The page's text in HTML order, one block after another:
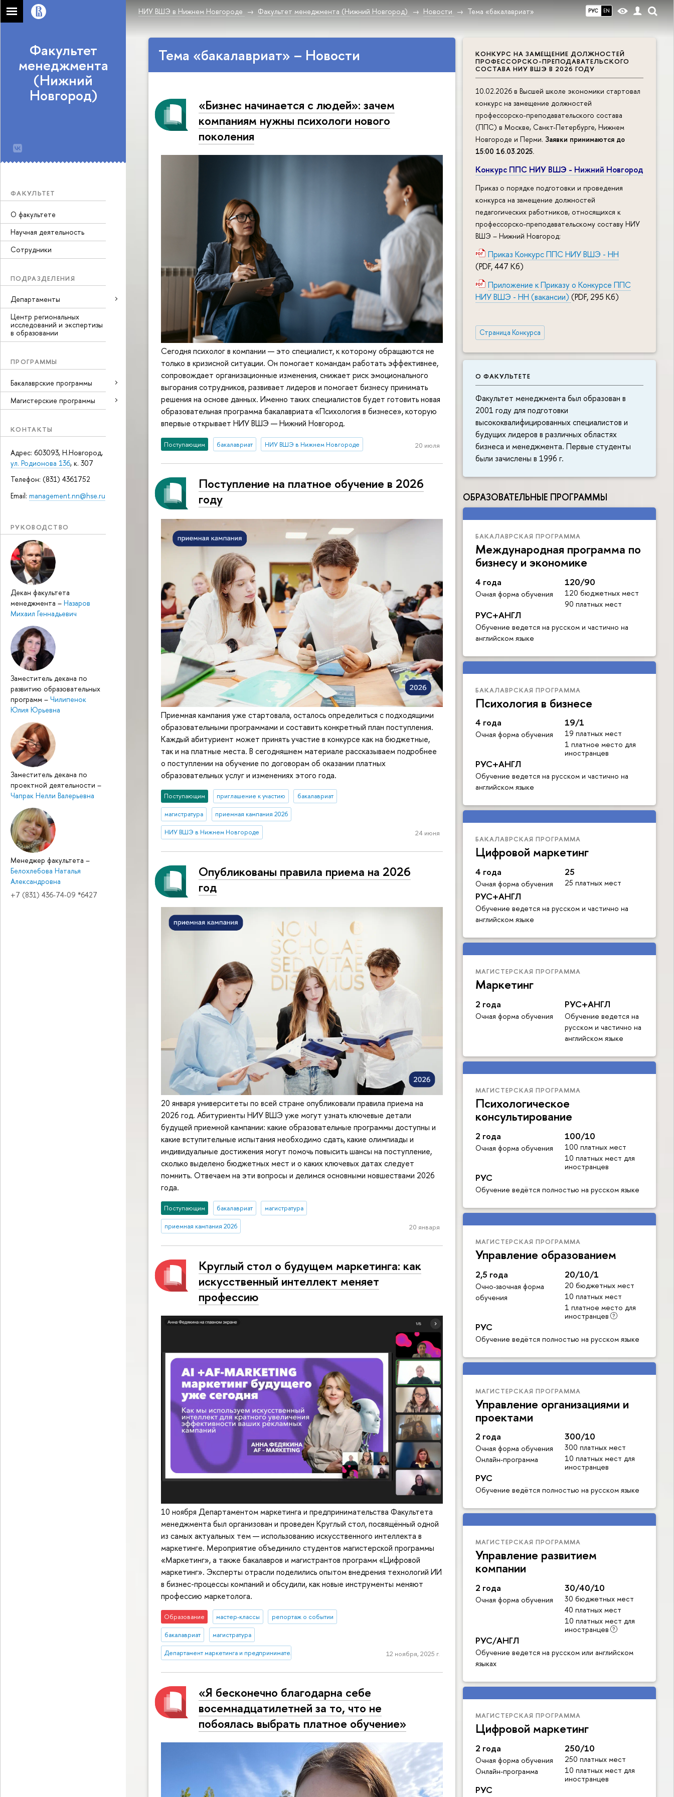
РУС EN
НИУ ВШЭ в Нижнем Новгороде Факультет менеджмента (Нижний Новгород) Новости Тема «бакалавриат»
Факультет
менеджмента
(Нижний
Новгород)
ФАКУЛЬТЕТ
О факультете
Научная деятельность
Сотрудники
ПОДРАЗДЕЛЕНИЯ
Департаменты
Центр региональных
исследований и экспертизы
в образовании
ПРОГРАММЫ
Бакалаврские программы
Магистерские программы
КОНТАКТЫ
Адрес: 603093, Н.Новгород,
ул. Родионова 136, к. 307
Телефон: (831) 4361752
Email: management.nn@hse.ru
РУКОВОДСТВО
Декан факультета
менеджмента – Назаров
Михаил Геннадьевич
Заместитель декана по
развитию образовательных
программ – Чилипенок
Юлия Юрьевна
Заместитель декана по
проектной деятельности –
Чапрак Нелли Валерьевна
Менеджер факультета –
Белохлебова Наталья
Александровна
+7 (831) 436-74-09 *6427
КОНКУРС НА ЗАМЕЩЕНИЕ ДОЛЖНОСТЕЙ
ПРОФЕССОРСКО-ПРЕПОДАВАТЕЛЬСКОГО
СОСТАВА НИУ ВШЭ В 2026 ГОДУ
10.02.2026 в Высшей школе экономики стартовал
конкурс на замещение должностей
профессорско-преподавательского состава
(ППС) в Москве, Санкт-Петербурге, Нижнем
Новгороде и Перми. Заявки принимаются до
15:00 16.03.2025.
Конкурс ППС НИУ ВШЭ - Нижний Новгород
Приказ о порядке подготовки и проведения
конкурса на замещение должностей
педагогических работников, относящихся к
профессорско-преподавательскому составу НИУ
ВШЭ – Нижний Новгород:
Приказ Конкурс ППС НИУ ВШЭ - НН
(PDF, 447 Кб)
Приложение к Приказу о Конкурсе ППС
НИУ ВШЭ - НН (вакансии) (PDF, 295 Кб)
Страница Конкурса
О ФАКУЛЬТЕТЕ
Факультет менеджмента был образован в
2001 году для подготовки
высококвалифицированных специалистов и
будущих лидеров в различных областях
бизнеса и менеджмента. Первые студенты
были зачислены в 1996 г.
ОБРАЗОВАТЕЛЬНЫЕ ПРОГРАММЫ
БАКАЛАВРСКАЯ ПРОГРАММА
Международная программа по
бизнесу и экономике
4 года
Очная форма обучения
120/90
120 бюджетных мест
90 платных мест
РУС+АНГЛ
Обучение ведется на русском и частично на
английском языке
БАКАЛАВРСКАЯ ПРОГРАММА
Психология в бизнесе
4 года
Очная форма обучения
19/1
19 платных мест
1 платное место для
иностранцев
РУС+АНГЛ
Обучение ведется на русском и частично на
английском языке
БАКАЛАВРСКАЯ ПРОГРАММА
Цифровой маркетинг
4 года
Очная форма обучения
25
25 платных мест
РУС+АНГЛ
Обучение ведется на русском и частично на
английском языке
МАГИСТЕРСКАЯ ПРОГРАММА
Маркетинг
2 года
Очная форма обучения
РУС+АНГЛ
Обучение ведется на
русском и частично на
английском языке
МАГИСТЕРСКАЯ ПРОГРАММА
Психологическое
консультирование
2 года
Очная форма обучения
100/10
100 платных мест
10 платных мест для
иностранцев
РУС
Обучение ведётся полностью на русском языке
МАГИСТЕРСКАЯ ПРОГРАММА
Управление образованием
2,5 года
Очно-заочная форма
обучения
20/10/1
20 бюджетных мест
10 платных мест
1 платное место для
иностранцев
РУС
Обучение ведётся полностью на русском языке
МАГИСТЕРСКАЯ ПРОГРАММА
Управление организациями и
проектами
2 года
Очная форма обучения
Онлайн-программа
300/10
300 платных мест
10 платных мест для
иностранцев
РУС
Обучение ведётся полностью на русском языке
МАГИСТЕРСКАЯ ПРОГРАММА
Управление развитием
компании
2 года
Очная форма обучения
30/40/10
30 бюджетных мест
40 платных мест
10 платных мест для
иностранцев
РУС/АНГЛ
Обучение ведется на русском или английском
языках
МАГИСТЕРСКАЯ ПРОГРАММА
Цифровой маркетинг
2 года
Очная форма обучения
Онлайн-программа
250/10
250 платных мест
10 платных мест для
иностранцев
РУС
Тема «бакалавриат» – Новости
«Бизнес начинается с людей»: зачем
компаниям нужны психологи нового
поколения
Сегодня психолог в компании — это специалист, к которому обращаются не
только в кризисной ситуации. Он помогает командам работать эффективнее,
сопровождает организационные изменения, снижает риск эмоционального
выгорания сотрудников, развивает лидеров и помогает бизнесу принимать
решения на основе данных. Именно таких специалистов будет готовить новая
образовательная программа бакалавриата «Психология в бизнесе», которую
впервые открывает НИУ ВШЭ — Нижний Новгород.
Поступающим бакалавриат НИУ ВШЭ в Нижнем Новгороде 20 июля
Поступление на платное обучение в 2026
году
Приемная кампания уже стартовала, осталось определиться с подходящими
образовательными программами и составить конкретный план поступления.
Каждый абитуриент может принять участие в конкурсе как на бюджетные,
так и на платные места. В сегодняшнем материале рассказываем подробнее
о поступлении на обучение по договорам об оказании платных
образовательных услуг и изменениях этого года.
Поступающим приглашение к участию бакалавриат
магистратура приемная кампания 2026
НИУ ВШЭ в Нижнем Новгороде 24 июня
Опубликованы правила приема на 2026
год
20 января университеты по всей стране опубликовали правила приема на
2026 год. Абитуриенты НИУ ВШЭ уже могут узнать ключевые детали
будущей приемной кампании: какие образовательные программы доступны и
какие вступительные испытания необходимо сдать, какие олимпиады и
индивидуальные достижения могут помочь повысить шансы на поступление,
сколько выделено бюджетных мест и о каких ключевых датах следует
помнить. Отвечаем на эти вопросы и делимся основными новшествами 2026
года.
Поступающим бакалавриат магистратура
приемная кампания 2026 20 января
Круглый стол о будущем маркетинга: как
искусственный интеллект меняет
профессию
10 ноября Департаментом маркетинга и предпринимательства Факультета
менеджмента был организован и проведен Круглый стол, посвящённый одной
из самых актуальных тем — использованию искусственного интеллекта в
маркетинге. Мероприятие объединило студентов магистерской программы
«Маркетинг», а также бакалавров и магистрантов программ «Цифровой
маркетинг». Эксперты отрасли поделились опытом внедрения технологий ИИ
в бизнес-процессы компаний и обсудили, как новые инструменты меняют
профессию маркетолога.
Образование мастер-классы репортаж о событии
бакалавриат магистратура
Департамент маркетинга и предпринимательства 12 ноября, 2025 г.
«Я бесконечно благодарна себе
восемнадцатилетней за то, что не
побоялась выбрать платное обучение»